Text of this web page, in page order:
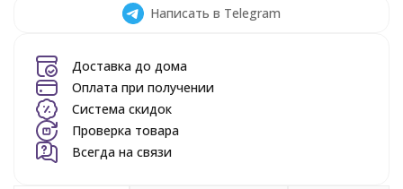
Написать в Telegram
Доставка до дома
Оплата при получении
Система скидок
Проверка товара
Всегда на связи